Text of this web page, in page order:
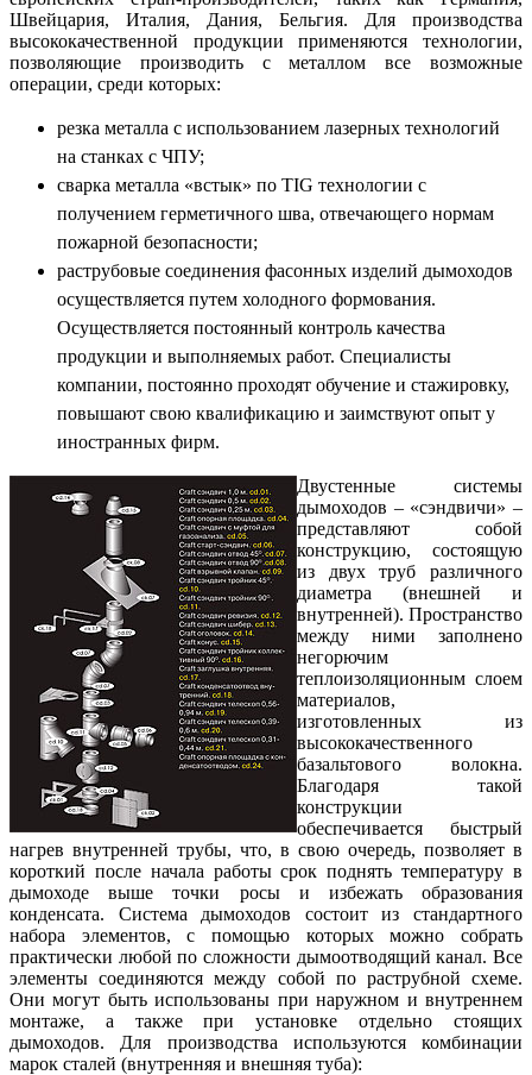
Швейцария, Италия, Дания, Бельгия. Для производства
высококачественной продукции применяются технологии,
позволяющие производить с металлом все возможные
операции, среди которых:
резка металла с использованием лазерных технологий
на станках с ЧПУ;
сварка металла «встык» по TIG технологии с
получением герметичного шва, отвечающего нормам
пожарной безопасности;
раструбовые соединения фасонных изделий дымоходов
осуществляется путем холодного формования.
Осуществляется постоянный контроль качества
продукции и выполняемых работ. Специалисты
компании, постоянно проходят обучение и стажировку,
повышают свою квалификацию и заимствуют опыт у
иностранных фирм.
Двустенные системы
дымоходов – «сэндвичи» –
представляют собой
конструкцию, состоящую
из двух труб различного
диаметра (внешней и
внутренней). Пространство
между ними заполнено
негорючим
теплоизоляционным слоем
материалов,
изготовленных из
высококачественного
базальтового волокна.
Благодаря такой
конструкции
обеспечивается быстрый
нагрев внутренней трубы, что, в свою очередь, позволяет в
короткий после начала работы срок поднять температуру в
дымоходе выше точки росы и избежать образования
конденсата. Система дымоходов состоит из стандартного
набора элементов, с помощью которых можно собрать
практически любой по сложности дымоотводящий канал. Все
элементы соединяются между собой по раструбной схеме.
Они могут быть использованы при наружном и внутреннем
монтаже, а также при установке отдельно стоящих
дымоходов. Для производства используются комбинации
марок сталей (внутренняя и внешняя туба):